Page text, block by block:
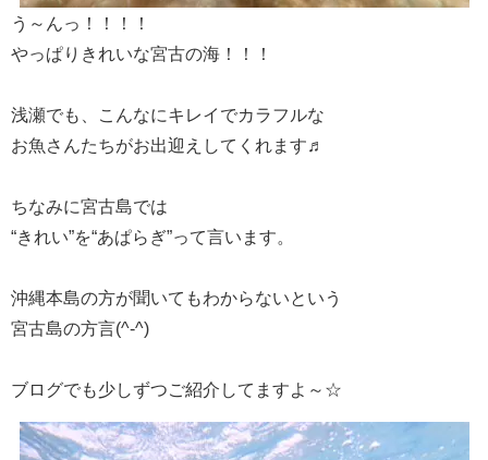
う～んっ！！！！
やっぱりきれいな宮古の海！！！
浅瀬でも、こんなにキレイでカラフルな
お魚さんたちがお出迎えしてくれます♬
ちなみに宮古島では
“きれい”を“あぱらぎ”って言います。
沖縄本島の方が聞いてもわからないという
宮古島の方言(^-^)
ブログでも少しずつご紹介してますよ～☆